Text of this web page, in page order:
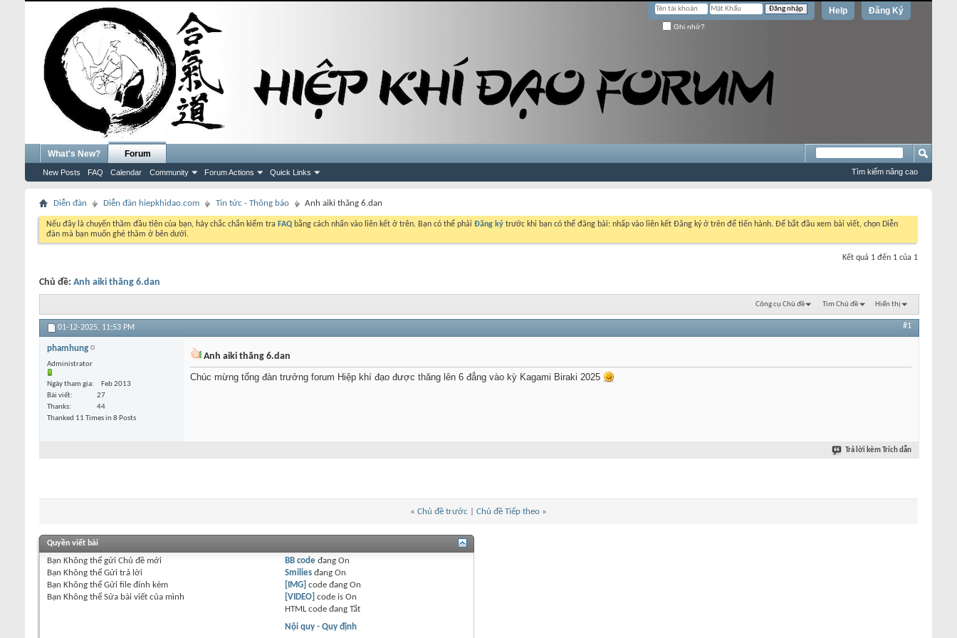
Đăng Ký
Help
Ghi nhớ?
What's New? Forum
New Posts FAQ Calendar Community Forum Actions Quick Links Tìm kiếm nâng cao
Diễn đàn Diễn đàn hiepkhidao.com Tin tức - Thông báo Anh aiki thăng 6.dan
Nếu đây là chuyến thăm đầu tiên của bạn, hãy chắc chắn kiểm tra FAQ bằng cách nhấn vào liên kết ở trên. Bạn có thể phải Đăng ký trước khi bạn có thể đăng bài: nhấp vào liên kết Đăng ký ở trên để tiến hành. Để bắt đầu xem bài viết, chọn Diễn
đàn mà bạn muốn ghé thăm ở bên dưới.
Kết quả 1 đến 1 của 1
Chủ đề: Anh aiki thăng 6.dan
Công cụ Chủ đề Tìm Chủ đề Hiển thị
01-12-2025, 11:53 PM #1
phamhung
Administrator
Ngày tham gia
Feb 2013
Bài viết
27
Thanks
44
Thanked 11 Times in 8 Posts
Anh aiki thăng 6.dan
Chúc mừng tổng đàn trưởng forum Hiệp khí đạo được thăng lên 6 đẳng vào kỳ Kagami Biraki 2025
Trả lời kèm Trích dẫn
« Chủ đề trước Chủ đề Tiếp theo »
Quyền viết bài
Bạn Không thể gửi Chủ đề mới
Bạn Không thể Gửi trả lời
Bạn Không thể Gửi file đính kèm
Bạn Không thể Sửa bài viết của mình
BB code đangOn
Smilies đangOn
[IMG] code đangOn
[VIDEO] code isOn
HTML code đangTắt
Nội quy - Quy định